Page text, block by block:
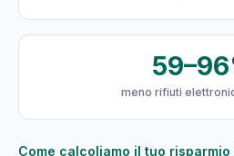
meno rifiuti
Come calcoliamo il tuo